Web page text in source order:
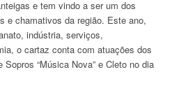
e tem vindo a ser um dos
e chamativos da região. Este ano,
indústria, serviços,
o cartaz conta com atuações dos
“Música Nova” e Cleto no dia